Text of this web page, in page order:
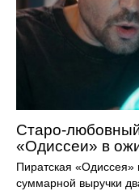
Старо-
«Одиссеи» в
Пиратская «Одиссея»
суммарной выручки